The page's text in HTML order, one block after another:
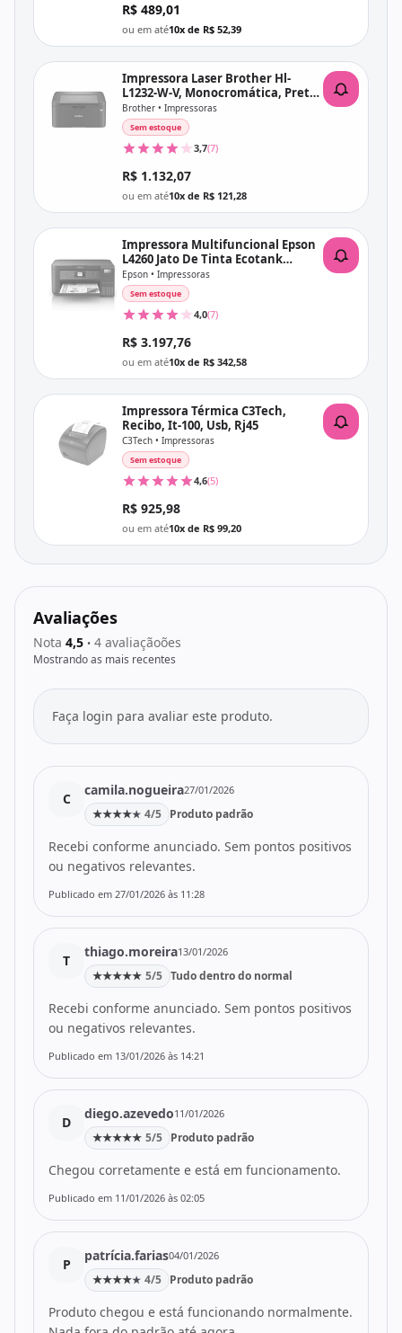
R$ 489,01
ou em até10x de R$ 52,39
Impressora Laser Brother Hl-
L1232-W-V, Monocromática, Preta,
Wireless, 220V
Brother • Impressoras
Sem estoque
3,7(7)
R$ 1.132,07
ou em até10x de R$ 121,28
Impressora Multifuncional Epson
L4260 Jato De Tinta Ecotank
Colorida, Wi-Fi, Bivolt, Duplex
Epson • Impressoras
Sem estoque
4,0(7)
R$ 3.197,76
ou em até10x de R$ 342,58
Impressora Térmica C3Tech,
Recibo, It-100, Usb, Rj45
C3Tech • Impressoras
Sem estoque
4,6(5)
R$ 925,98
ou em até10x de R$ 99,20
Avaliações
Nota 4,5 • 4 avaliaçãoões
Mostrando as mais recentes
Faça login para avaliar este produto.
C
camila.nogueira27/01/2026
★★★★★ 4/5 Produto padrão
Recebi conforme anunciado. Sem pontos positivos
ou negativos relevantes.
Publicado em 27/01/2026 às 11:28
T
thiago.moreira13/01/2026
★★★★★ 5/5 Tudo dentro do normal
Recebi conforme anunciado. Sem pontos positivos
ou negativos relevantes.
Publicado em 13/01/2026 às 14:21
D
diego.azevedo11/01/2026
★★★★★ 5/5 Produto padrão
Chegou corretamente e está em funcionamento.
Publicado em 11/01/2026 às 02:05
P
patrícia.farias04/01/2026
★★★★★ 4/5 Produto padrão
Produto chegou e está funcionando normalmente.